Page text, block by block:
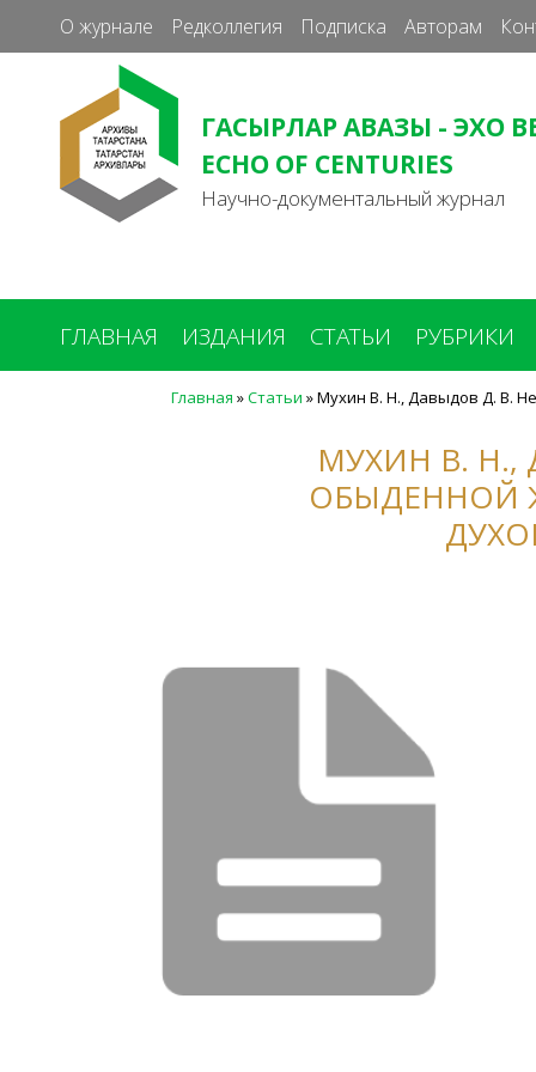
О журнале Редколлегия Подписка Авторам
ГАСЫРЛАР АВАЗЫ - ЭХО
ECHO OF CENTURIES
Научно-документальный журнал
ГЛАВНАЯ ИЗДАНИЯ СТАТЬИ РУБРИКИ
Главная »Статьи »Мухин В. Н., Давыдов Д. В.
МУХИН В. Н.,
ОБЫДЕННОЙ